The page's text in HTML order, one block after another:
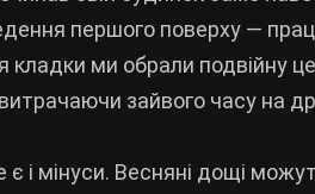
першого поверху —
кладки ми обрали подвійну
зайвого часу на
є і мінуси. Весняні дощі